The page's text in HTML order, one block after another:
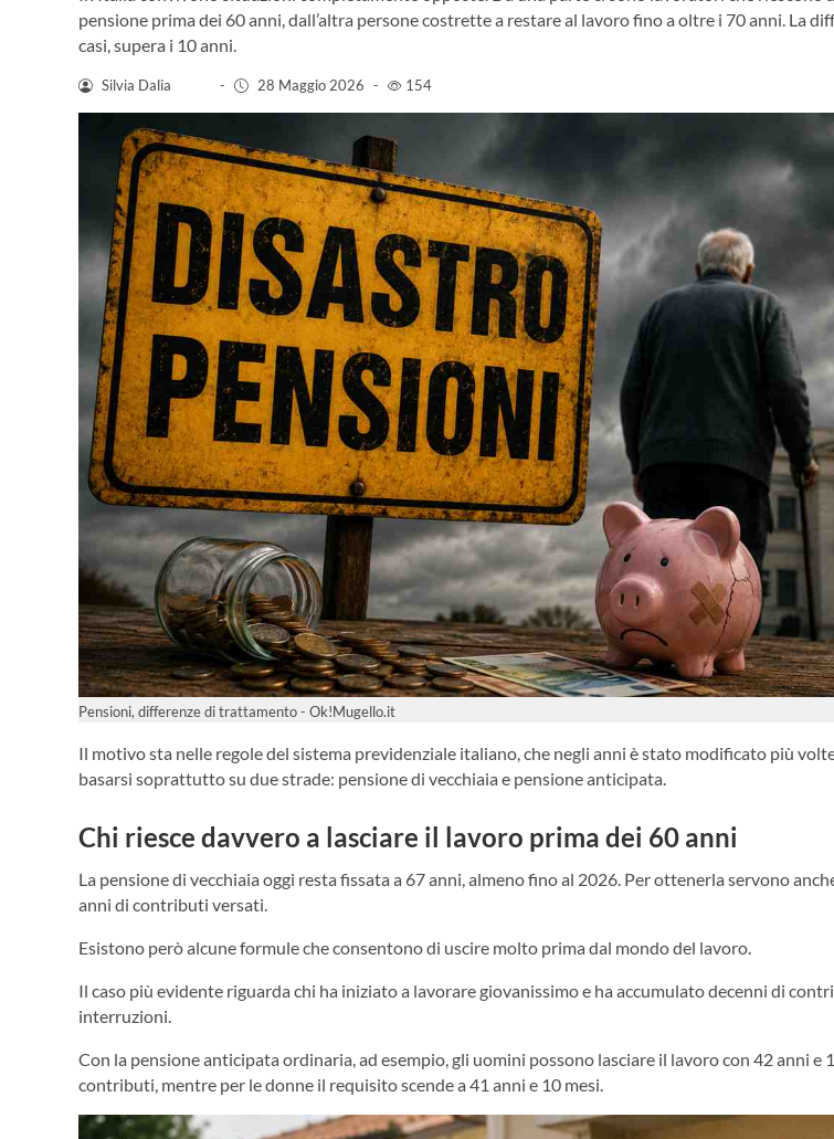
pensione prima dei 60 anni, dall’altra persone costrette a restare al lavoro fino a oltre i 70 anni. La
casi, supera i 10 anni.
Silvia Dalia - 28 Maggio 2026 - 154
Pensioni, differenze di trattamento - Ok!Mugello.it
Il motivo sta nelle regole del sistema previdenziale italiano, che negli anni è stato modificato più
basarsi soprattutto su due strade: pensione di vecchiaia e pensione anticipata.
Chi riesce davvero a lasciare il lavoro prima dei 60 anni
La pensione di vecchiaia oggi resta fissata a 67 anni, almeno fino al 2026. Per ottenerla servono
anni di contributi versati.
Esistono però alcune formule che consentono di uscire molto prima dal mondo del lavoro.
Il caso più evidente riguarda chi ha iniziato a lavorare giovanissimo e ha accumulato decenni di
interruzioni.
Con la pensione anticipata ordinaria, ad esempio, gli uomini possono lasciare il lavoro con 42 anni e
contributi, mentre per le donne il requisito scende a 41 anni e 10 mesi.